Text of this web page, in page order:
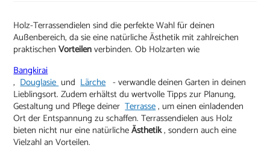
Holz-Terrassendielen sind die perfekte Wahl für deinen
Außenbereich, da sie eine natürliche Ästhetik mit zahlreichen
praktischenVorteilenverbinden. Ob Holzarten wie
Bangkirai
,DouglasieundLärche- verwandle deinen Garten in deinen
Lieblingsort. Zudem erhältst du wertvolle Tipps zur Planung,
Gestaltung und Pflege deinerTerrasse, um einen einladenden
Ort der Entspannung zu schaffen. Terrassendielen aus Holz
bieten nicht nur eine natürlicheÄsthetik, sondern auch eine
Vielzahl an Vorteilen.